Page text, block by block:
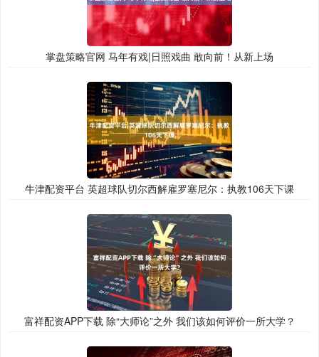
掌盘策略官网 马年有戏|日照戏曲 敢向前！从新上场
牛津配资平台 英超球队切尔西解雇罗塞尼尔：执教106天下课
富祥配资APP下载 除“大师论”之外 我们该如何评价一所大学？